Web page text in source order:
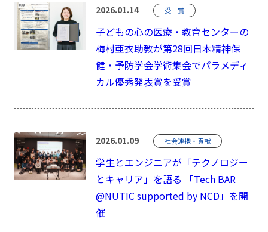
2026.01.14 受 賞
子どもの心の医療・教育センターの
梅村亜衣助教が第28回日本精神保
健・予防学会学術集会でパラメディ
カル優秀発表賞を受賞
2026.01.09 社会連携・貢献
学生とエンジニアが「テクノロジー
とキャリア」を語る 「Tech BAR
@NUTIC supported by NCD」を開
催